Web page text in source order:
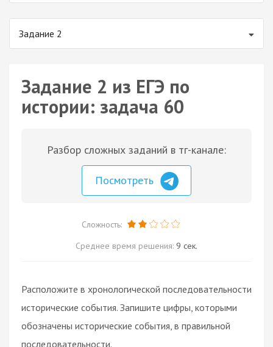
Задание 2
Задание 2 из ЕГЭ по
истории: задача 60
Разбор сложных заданий в тг-канале:
Посмотреть
Сложность:
Среднее время решения: 9 сек.
Расположите в хронологической последовательности
исторические события. Запишите цифры, которыми
обозначены исторические события, в правильной
последовательности.